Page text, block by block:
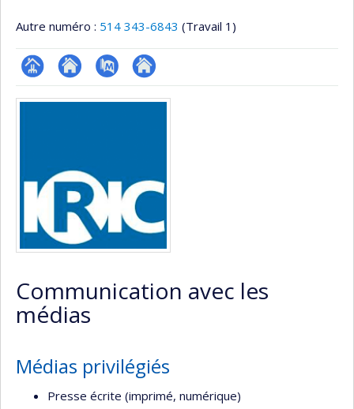
Autre numéro : 514 343-6843 (Travail 1)
Page Site
de
recherche
PubMedAutre
Médias
Communication avec les
médias
Médias privilégiés
Presse écrite (imprimé, numérique)